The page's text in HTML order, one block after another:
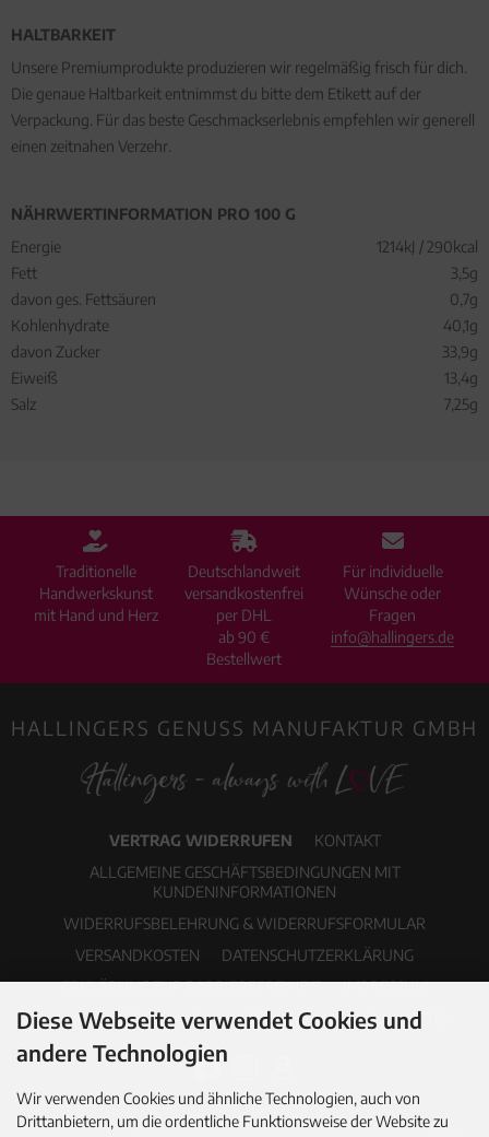
HALTBARKEIT
Unsere Premiumprodukte produzieren wir regelmäßig frisch für dich.
Die genaue Haltbarkeit entnimmst du bitte dem Etikett auf der
Verpackung. Für das beste Geschmackserlebnis empfehlen wir generell
einen zeitnahen Verzehr.
NÄHRWERTINFORMATION PRO 100 G
Energie
1214kJ / 290kcal
Fett
3,5g
davon ges. Fettsäuren
0,7g
Kohlenhydrate
40,1g
davon Zucker
33,9g
Eiweiß
13,4g
Salz
7,25g
Traditionelle
Handwerkskunst
mit Hand und Herz
Deutschlandweit
versandkostenfrei
per DHL
ab 90 €
Bestellwert
Für individuelle
Wünsche oder
Fragen
info@hallingers.de
HALLINGERS GENUSS MANUFAKTUR GMBH
VERTRAG WIDERRUFEN
KONTAKT
ALLGEMEINE GESCHÄFTSBEDINGUNGEN MIT
KUNDENINFORMATIONEN
WIDERRUFSBELEHRUNG & WIDERRUFSFORMULAR
VERSANDKOSTEN
DATENSCHUTZERKLÄRUNG
ERKLÄRUNG ZUR BARRIEREFREIHEIT
IMPRESSUM
COOKIE EINSTELLUNGEN
PDF-KATALOG NEWSLETTER
Diese Webseite verwendet Cookies und
andere Technologien
Wir verwenden Cookies und ähnliche Technologien, auch von
Drittanbietern, um die ordentliche Funktionsweise der Website zu